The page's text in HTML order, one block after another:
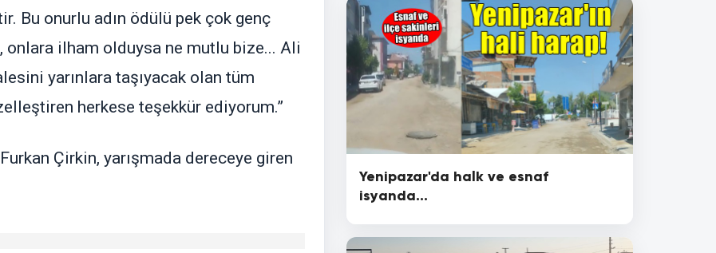
Bu onurlu adın ödülü pek çok genç
onlara ilham olduysa ne mutlu bize... Ali
yarınlara taşıyacak olan tüm
herkese teşekkür ediyorum.”
Çirkin, yarışmada dereceye giren
Yenipazar'da halk ve esnaf
isyanda...